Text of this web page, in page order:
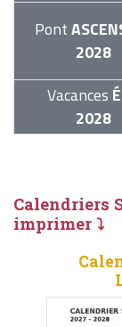
Pont
2028
Vacances
2028
Calendriers
imprimer ⤵